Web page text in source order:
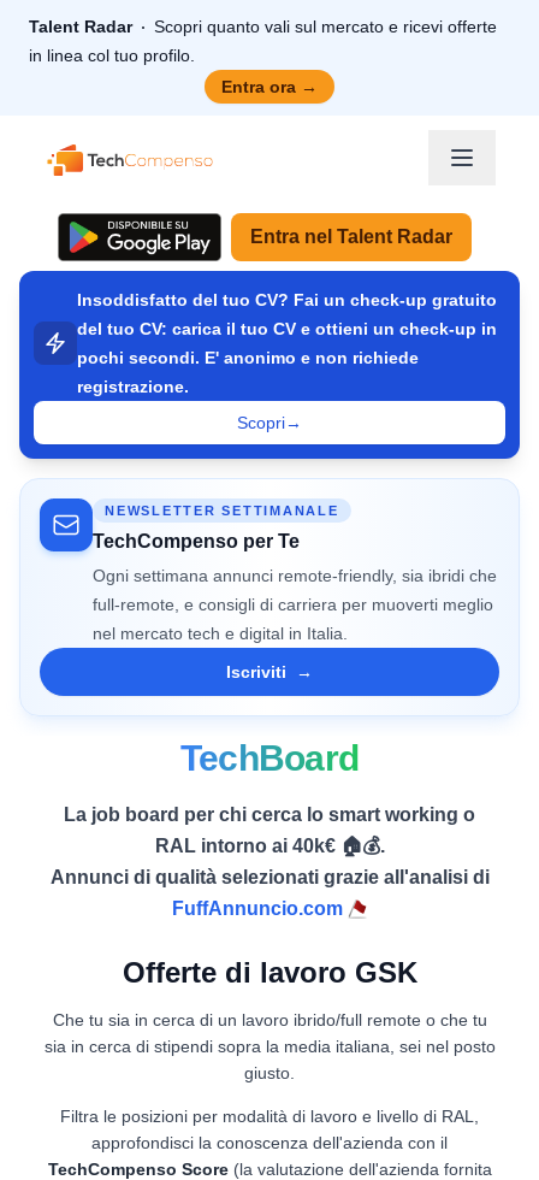
Talent Radar
Scopri quanto vali sul mercato e ricevi offerte
in linea col tuo profilo.
Entra ora →
TechCompenso
Entra nel Talent Radar
Insoddisfatto del tuo CV? Fai un check-up gratuito
del tuo CV: carica il tuo CV e ottieni un check-up in
pochi secondi. E' anonimo e non richiede
registrazione.
Scopri→
NEWSLETTER SETTIMANALE
TechCompenso per Te
Ogni settimana annunci remote-friendly, sia ibridi che
full-remote, e consigli di carriera per muoverti meglio
nel mercato tech e digital in Italia.
Iscriviti
→
TechBoard
La job board per chi cerca lo smart working o
RAL intorno ai 40k€ 🏠💰.
Annunci di qualità selezionati grazie all'analisi di
FuffAnnuncio.com
Offerte di lavoro GSK
Che tu sia in cerca di un lavoro ibrido/full remote o che tu
sia in cerca di stipendi sopra la media italiana, sei nel posto
giusto.
Filtra le posizioni per modalità di lavoro e livello di RAL,
approfondisci la conoscenza dell'azienda con il
TechCompenso Score(la valutazione dell'azienda fornita